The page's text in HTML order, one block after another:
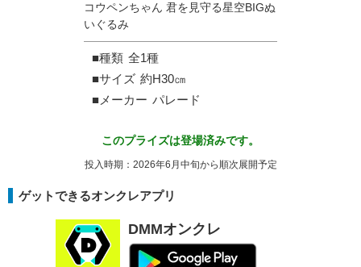
コウペンちゃん 君を見守る星空BIGぬ
いぐるみ
■種類 全1種
■サイズ 約H30㎝
■メーカー パレード
このプライズは登場済みです。
投入時期：2026年6月中旬から順次展開予定
ゲットできるオンクレアプリ
DMMオンクレ